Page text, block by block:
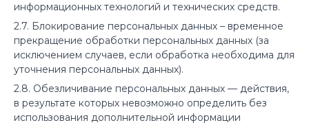
информационных технологий и технических средств.
2.7. Блокирование персональных данных – временное
прекращение обработки персональных данных (за
исключением случаев, если обработка необходима для
уточнения персональных данных).
2.8. Обезличивание персональных данных — действия,
в результате которых невозможно определить без
использования дополнительной информации